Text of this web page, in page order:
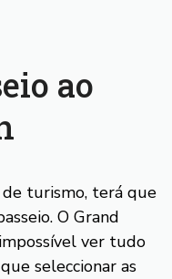
ao
de turismo, terá que
O Grand
ver tudo
seleccionar as